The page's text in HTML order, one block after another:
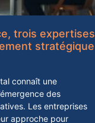
trois expertises
stratégique
connaît une
des
Les entreprises
approche pour